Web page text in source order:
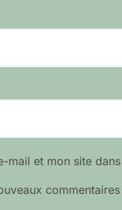
mail et mon site